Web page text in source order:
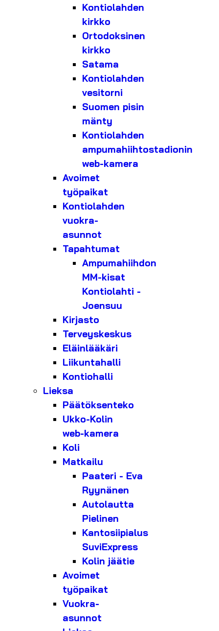
Kontiolahden
kirkko
Ortodoksinen
kirkko
Satama
Kontiolahden
vesitorni
Suomen pisin
mänty
Kontiolahden
ampumahiihtostadionin
web-kamera
Avoimet
työpaikat
Kontiolahden
vuokra-
asunnot
Tapahtumat
Ampumahiihdon
MM-kisat
Kontiolahti -
Joensuu
Kirjasto
Terveyskeskus
Eläinlääkäri
Liikuntahalli
Kontiohalli
Lieksa
Päätöksenteko
Ukko-Kolin
web-kamera
Koli
Matkailu
Paateri - Eva
Ryynänen
Autolautta
Pielinen
Kantosiipialus
SuviExpress
Kolin jäätie
Avoimet
työpaikat
Vuokra-
asunnot